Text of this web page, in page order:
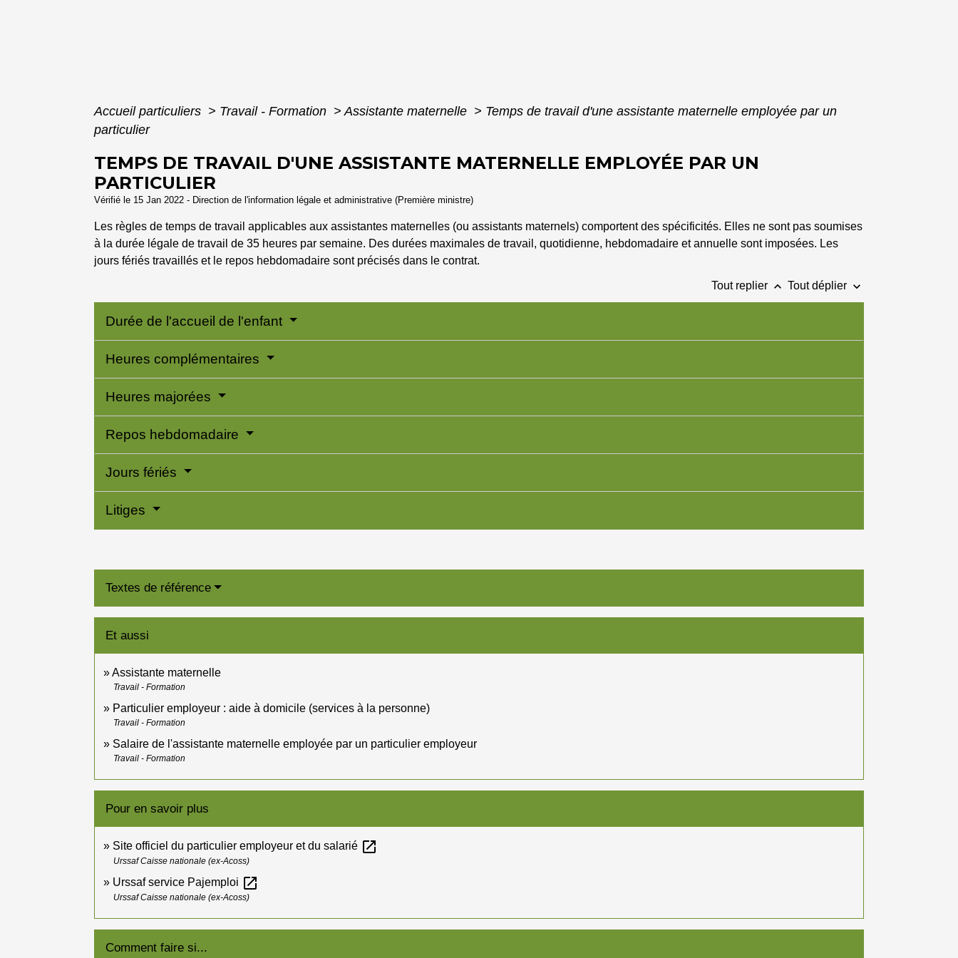
Accueil particuliers > Travail - Formation > Assistante maternelle > Temps de travail d'une assistante maternelle employée par un
particulier
TEMPS DE TRAVAIL D'UNE ASSISTANTE MATERNELLE EMPLOYÉE PAR UN
PARTICULIER
Vérifié le 15 Jan 2022 - Direction de l'information légale et administrative (Première ministre)
Les règles de temps de travail applicables aux assistantes maternelles (ou assistants maternels) comportent des spécificités. Elles ne sont pas soumises
à la durée légale de travail de 35 heures par semaine. Des durées maximales de travail, quotidienne, hebdomadaire et annuelle sont imposées. Les
jours fériés travaillés et le repos hebdomadaire sont précisés dans le contrat.
Tout replier keyboard_arrow_up Tout déplier keyboard_arrow_down
Durée de l'accueil de l'enfant
Heures complémentaires
Heures majorées
Repos hebdomadaire
Jours fériés
Litiges
Textes de référence
Et aussi
Assistante maternelle
Travail - Formation
Particulier employeur : aide à domicile (services à la personne)
Travail - Formation
Salaire de l'assistante maternelle employée par un particulier employeur
Travail - Formation
Pour en savoir plus
Site officiel du particulier employeur et du salarié open_in_new
Urssaf Caisse nationale (ex-Acoss)
Urssaf service Pajemploi open_in_new
Urssaf Caisse nationale (ex-Acoss)
Comment faire si...